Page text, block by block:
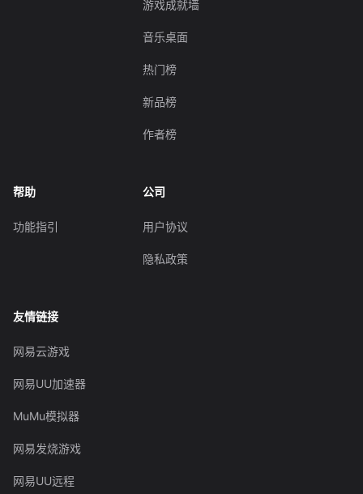
游戏成就墙
音乐桌面
热门榜
新品榜
作者榜
帮助
功能指引
公司
用户协议
隐私政策
友情链接
网易云游戏
网易UU加速器
MuMu模拟器
网易发烧游戏
网易UU远程